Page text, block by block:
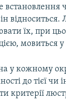
їх, при
мовиться
у кожному
до тієї чи
критерії